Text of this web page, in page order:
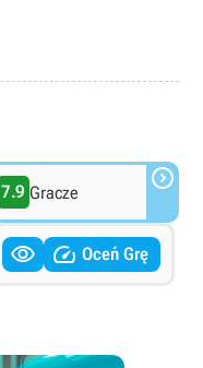
7.9 Gracze 
  Oceń Grę